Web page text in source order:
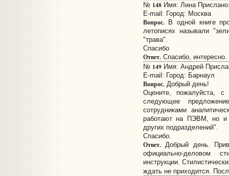
№ 148Имя: Лина
E-mail: Город: Москва
Вопрос.В одной книге
летописях называли
"трава".
Спасибо
Ответ.Спасибо, интересно.
№ 149Имя: Андрей
E-mail: Город: Барнаул
Вопрос.Добрый день!
Оцените, пожалуйста, с
следующее
сотрудниками
работают на ПЭВМ, но и
других подразделений".
Спасибо.
Ответ.Добрый день.
официально-деловом
инструкции.
ждать не приходится.